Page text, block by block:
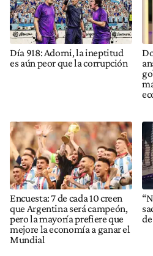
Día 918: Adorni, la ineptitud
es aún peor que la corrupción
Encuesta: 7 de cada 10 creen
que Argentina será campeón,
pero la mayoría prefiere que
mejore la economía a ganar el
Mundial